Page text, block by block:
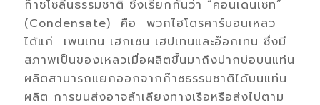
ก๊าซโซลีนธรรมชาติ ซึ่งเรียกกันว่า “คอนเดนเซท”
(Condensate) คือ พวกไฮโดรคาร์บอนเหลว
ได้แก่ เพนเทน เฮกเซน เฮปเทนและอ๊อกเทน ซึ่งมี
สภาพเป็นของเหลวเมื่อผลิตขึ้นมาถึงปากบ่อบนแท่น
ผลิตสามารถแยกออกจากก๊าซธรรมชาติได้บนแท่น
ผลิต การขนส่งอาจลำเลียงทางเรือหรือส่งไปตาม